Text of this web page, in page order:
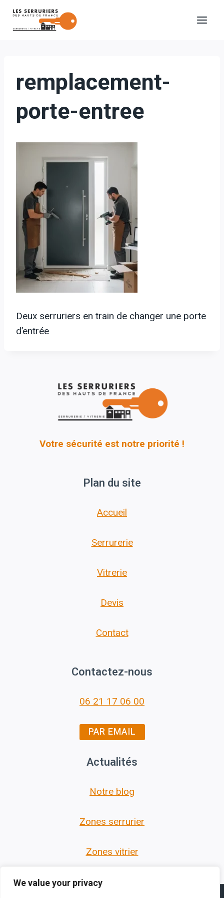
We value your privacy
Aller
remplacement-
porte-entree
Deux serruriers en train de changer une porte
d’entrée
Votre sécurité est notre priorité !
Plan du site
Accueil
Serrurerie
Vitrerie
Devis
Contact
Contactez-nous
06 21 17 06 00
PAR EMAIL
Actualités
Notre blog
Zones serrurier
Zones vitrier